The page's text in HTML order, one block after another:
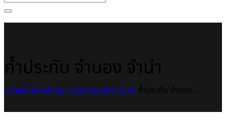
หน้าแรกหนังสือกฎหมายกฎหมายพาณิชย์...